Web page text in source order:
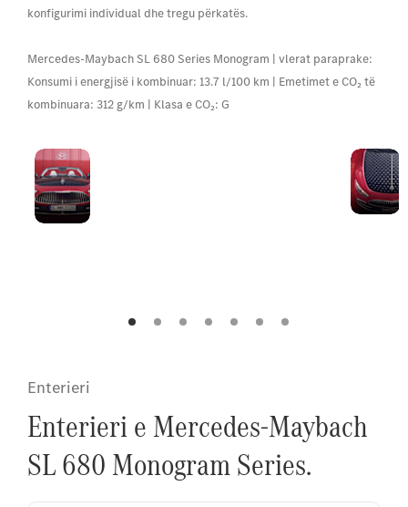
konfigurimi individual dhe tregu përkatës.
Mercedes-Maybach SL 680 Series Monogram | vlerat paraprake:
Konsumi i energjisë i kombinuar: 13.7 l/100 km | Emetimet e CO₂ të
kombinuara: 312 g/km | Klasa e CO₂: G
Enterieri
Enterieri e Mercedes-Maybach
SL 680 Monogram Series.